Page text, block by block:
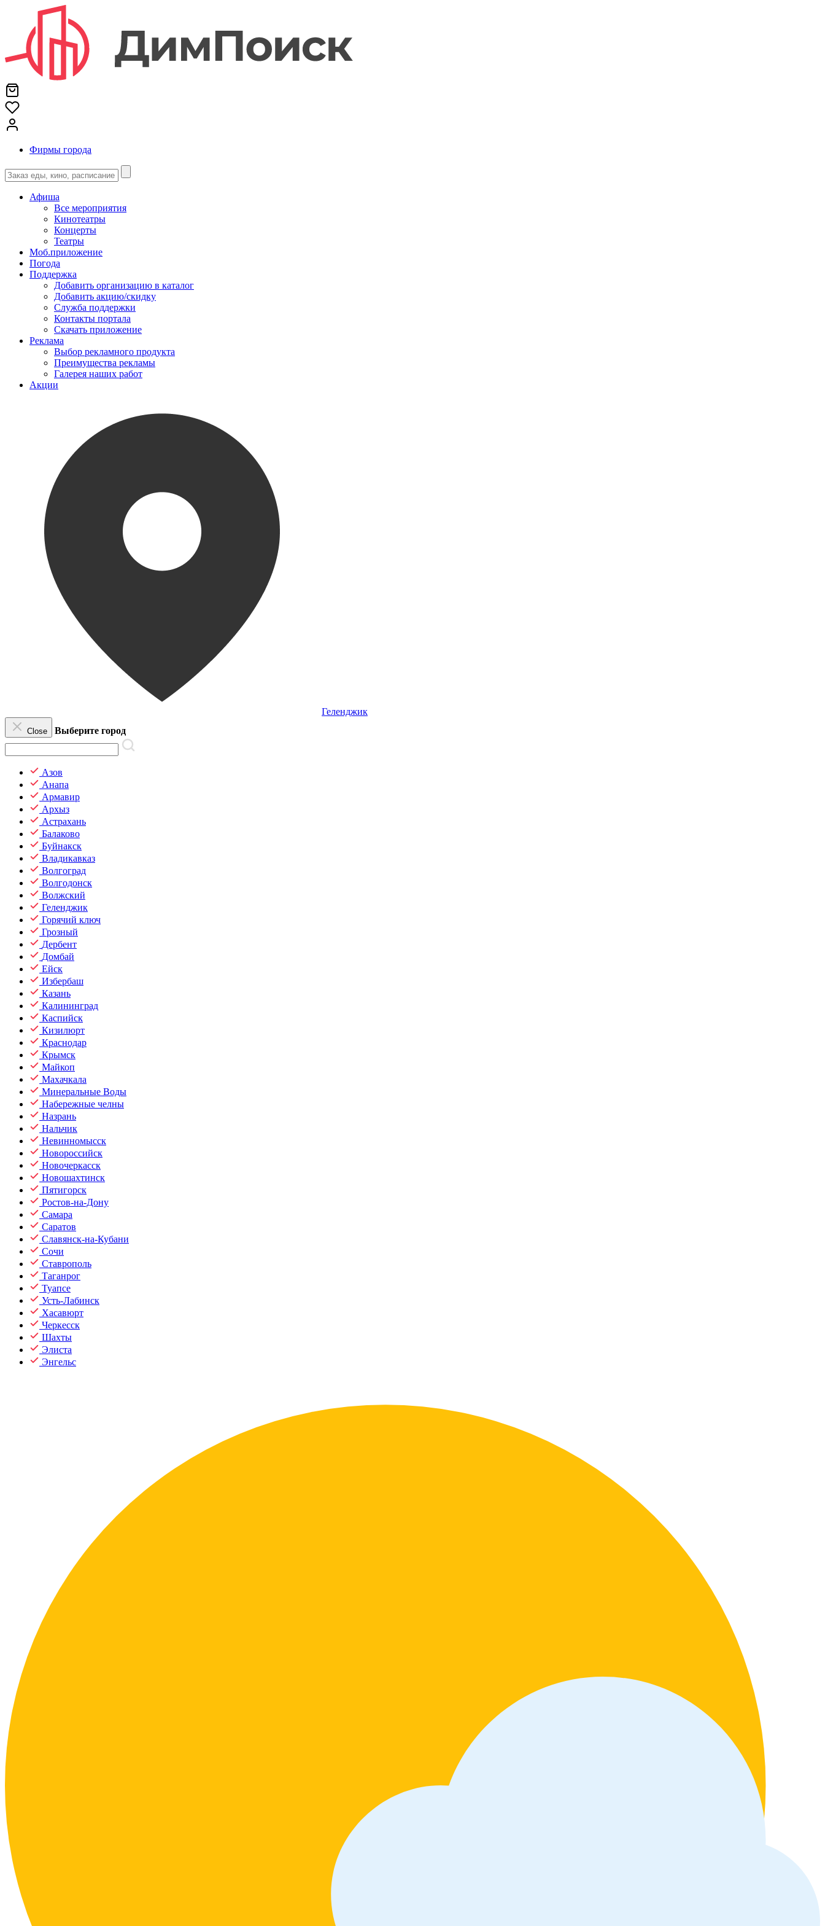
Фирмы города
Афиша
Все мероприятия
Кинотеатры
Концерты
Театры
Моб.приложение
Погода
Поддержка
Добавить организацию в каталог
Добавить акцию/скидку
Служба поддержки
Контакты портала
Скачать приложение
Реклама
Выбор рекламного продукта
Преимущества рекламы
Галерея наших работ
Акции
Геленджик
Close Выберите город
Азов
Анапа
Армавир
Архыз
Астрахань
Балаково
Буйнакск
Владикавказ
Волгоград
Волгодонск
Волжский
Геленджик
Горячий ключ
Грозный
Дербент
Домбай
Ейск
Избербаш
Казань
Калининград
Каспийск
Кизилюрт
Краснодар
Крымск
Майкоп
Махачкала
Минеральные Воды
Набережные челны
Назрань
Нальчик
Невинномысск
Новороссийск
Новочеркасск
Новошахтинск
Пятигорск
Ростов-на-Дону
Самара
Саратов
Славянск-на-Кубани
Сочи
Ставрополь
Таганрог
Туапсе
Усть-Лабинск
Хасавюрт
Черкесск
Шахты
Элиста
Энгельс